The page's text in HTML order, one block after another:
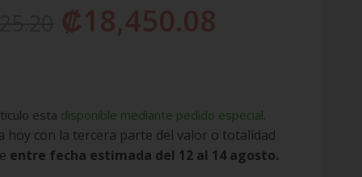
₡18,450.08
esta disponible mediante pedido especial.
hoy con la tercera parte del valor o totalidad
entre fecha estimada del 12 al 14 agosto.